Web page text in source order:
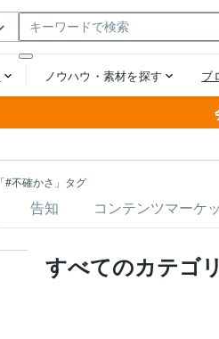
「#不確かさ」タグ
告知 コンテンツマーケ
すべてのカテゴリ